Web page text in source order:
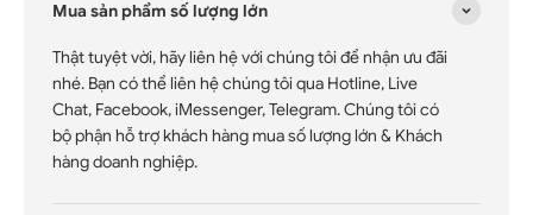
Mua sản phẩm số lượng lớn
Thật tuyệt vời, hãy liên hệ với chúng tôi để nhận ưu đãi
nhé. Bạn có thể liên hệ chúng tôi qua Hotline, Live
Chat, Facebook, iMessenger, Telegram. Chúng tôi có
bộ phận hỗ trợ khách hàng mua số lượng lớn & Khách
hàng doanh nghiệp.